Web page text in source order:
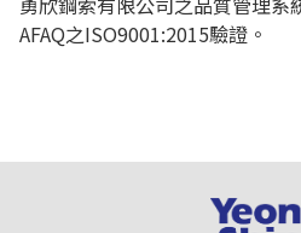
AFAQ之ISO9001:2015驗證。